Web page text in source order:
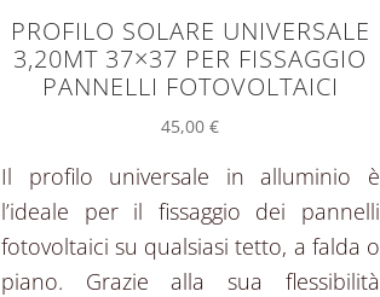
PROFILO SOLARE UNIVERSALE
3,20MT 37×37 PER FISSAGGIO
PANNELLI FOTOVOLTAICI
45,00€
Il profilo universale in alluminio è
l’ideale per il fissaggio dei pannelli
fotovoltaici su qualsiasi tetto, a falda o
piano. Grazie alla sua flessibilità